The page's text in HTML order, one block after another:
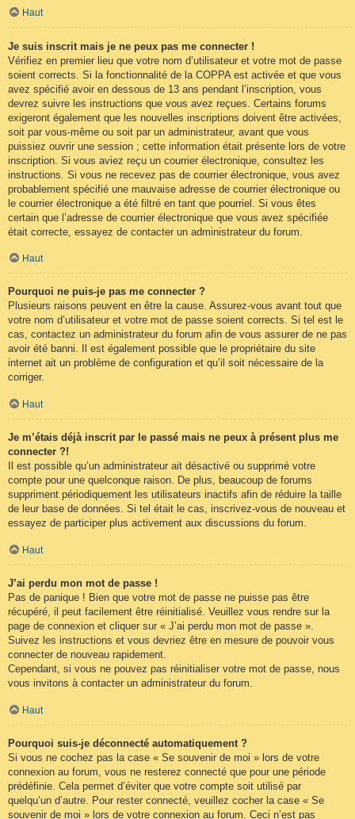
Haut
Je suis inscrit mais je ne peux pas me connecter !
Vérifiez en premier lieu que votre nom d’utilisateur et votre mot de passe
soient corrects. Si la fonctionnalité de la COPPA est activée et que vous
avez spécifié avoir en dessous de 13 ans pendant l’inscription, vous
devrez suivre les instructions que vous avez reçues. Certains forums
exigeront également que les nouvelles inscriptions doivent être activées,
soit par vous-même ou soit par un administrateur, avant que vous
puissiez ouvrir une session ; cette information était présente lors de votre
inscription. Si vous aviez reçu un courrier électronique, consultez les
instructions. Si vous ne recevez pas de courrier électronique, vous avez
probablement spécifié une mauvaise adresse de courrier électronique ou
le courrier électronique a été filtré en tant que pourriel. Si vous êtes
certain que l’adresse de courrier électronique que vous avez spécifiée
était correcte, essayez de contacter un administrateur du forum.
Haut
Pourquoi ne puis-je pas me connecter ?
Plusieurs raisons peuvent en être la cause. Assurez-vous avant tout que
votre nom d’utilisateur et votre mot de passe soient corrects. Si tel est le
cas, contactez un administrateur du forum afin de vous assurer de ne pas
avoir été banni. Il est également possible que le propriétaire du site
internet ait un problème de configuration et qu’il soit nécessaire de la
corriger.
Haut
Je m’étais déjà inscrit par le passé mais ne peux à présent plus me
connecter ?!
Il est possible qu’un administrateur ait désactivé ou supprimé votre
compte pour une quelconque raison. De plus, beaucoup de forums
suppriment périodiquement les utilisateurs inactifs afin de réduire la taille
de leur base de données. Si tel était le cas, inscrivez-vous de nouveau et
essayez de participer plus activement aux discussions du forum.
Haut
J’ai perdu mon mot de passe !
Pas de panique ! Bien que votre mot de passe ne puisse pas être
récupéré, il peut facilement être réinitialisé. Veuillez vous rendre sur la
page de connexion et cliquer sur « J’ai perdu mon mot de passe ».
Suivez les instructions et vous devriez être en mesure de pouvoir vous
connecter de nouveau rapidement.
Cependant, si vous ne pouvez pas réinitialiser votre mot de passe, nous
vous invitons à contacter un administrateur du forum.
Haut
Pourquoi suis-je déconnecté automatiquement ?
Si vous ne cochez pas la case « Se souvenir de moi » lors de votre
connexion au forum, vous ne resterez connecté que pour une période
prédéfinie. Cela permet d’éviter que votre compte soit utilisé par
quelqu’un d’autre. Pour rester connecté, veuillez cocher la case « Se
souvenir de moi » lors de votre connexion au forum. Ceci n’est pas